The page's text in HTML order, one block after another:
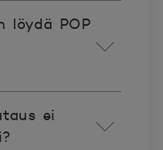
löydä POP
ei